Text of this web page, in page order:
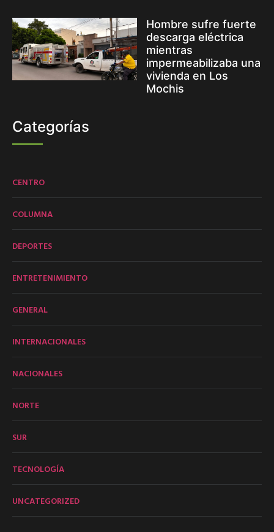
Hombre sufre fuerte
descarga eléctrica
mientras
impermeabilizaba una
vivienda en Los
Mochis
Categorías
CENTRO
COLUMNA
DEPORTES
ENTRETENIMIENTO
GENERAL
INTERNACIONALES
NACIONALES
NORTE
SUR
TECNOLOGÍA
UNCATEGORIZED